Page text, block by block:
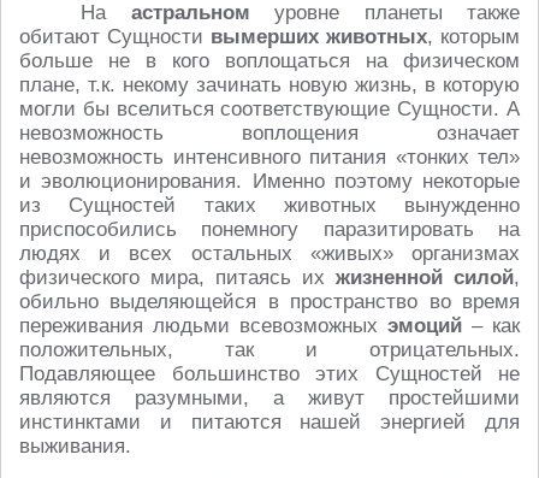
На астральном уровне планеты также
обитают Сущности вымерших животных, которым
больше не в кого воплощаться на физическом
плане, т.к. некому зачинать новую жизнь, в которую
могли бы вселиться соответствующие Сущности. А
невозможность воплощения означает
невозможность интенсивного питания «тонких тел»
и эволюционирования. Именно поэтому некоторые
из Сущностей таких животных вынужденно
приспособились понемногу паразитировать на
людях и всех остальных «живых» организмах
физического мира, питаясь их жизненной силой,
обильно выделяющейся в пространство во время
переживания людьми всевозможных эмоций – как
положительных, так и отрицательных.
Подавляющее большинство этих Сущностей не
являются разумными, а живут простейшими
инстинктами и питаются нашей энергией для
выживания.